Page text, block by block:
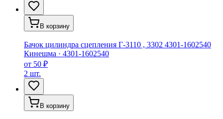
В корзину
Бачок цилиндра сцепления Г-3110 , 3302 4301-1602540
Кинешма · 4301-1602540
от 50 ₽
2 шт.
В корзину